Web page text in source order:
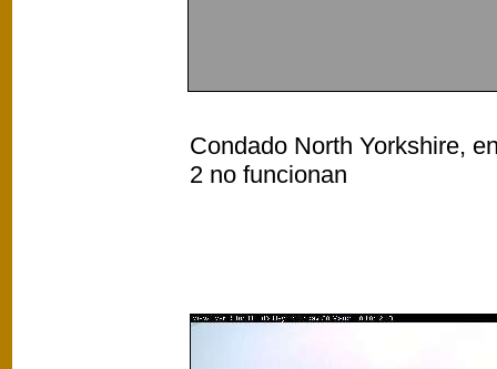
Condado North Yorkshire,
2 no funcionan